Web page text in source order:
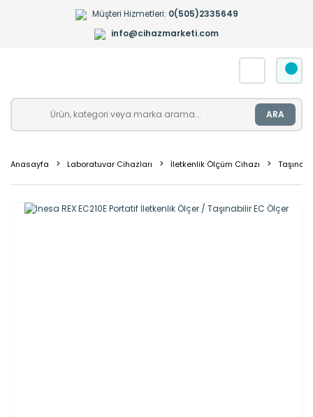
Müşteri Hizmetleri: 0(505)2335649
info@cihazmarketi.com
ARA
Anasayfa Laboratuvar Cihazları İletkenlik Ölçüm Cihazı